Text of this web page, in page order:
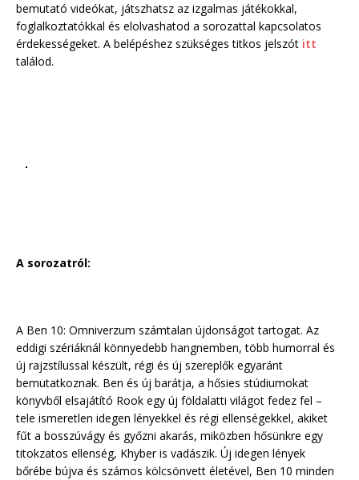
bemutató videókat, játszhatsz az izgalmas játékokkal,
foglalkoztatókkal és elolvashatod a sorozattal kapcsolatos
érdekességeket. A belépéshez szükséges titkos jelszót itt
találod.
A sorozatról:
A Ben 10: Omniverzum számtalan újdonságot tartogat. Az
eddigi szériáknál könnyedebb hangnemben, több humorral és
új rajzstílussal készült, régi és új szereplők egyaránt
bemutatkoznak. Ben és új barátja, a hősies stúdiumokat
könyvből elsajátító Rook egy új földalatti világot fedez fel –
tele ismeretlen idegen lényekkel és régi ellenségekkel, akiket
fűt a bosszúvágy és győzni akarás, miközben hősünkre egy
titokzatos ellenség, Khyber is vadászik. Új idegen lények
bőrébe bújva és számos kölcsönvett életével, Ben 10 minden